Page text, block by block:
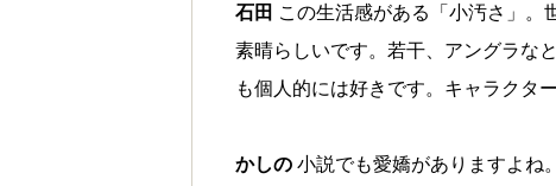
石田 この生活感がある「小汚さ」
素晴らしいです。若干、アングラな
も個人的には好きです。キャラクタ
かしの小説でも愛嬌がありますよね